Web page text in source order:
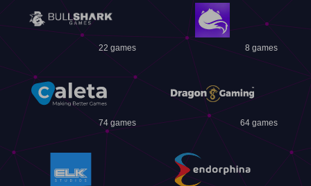
22 games 8 games
74 games 64 games